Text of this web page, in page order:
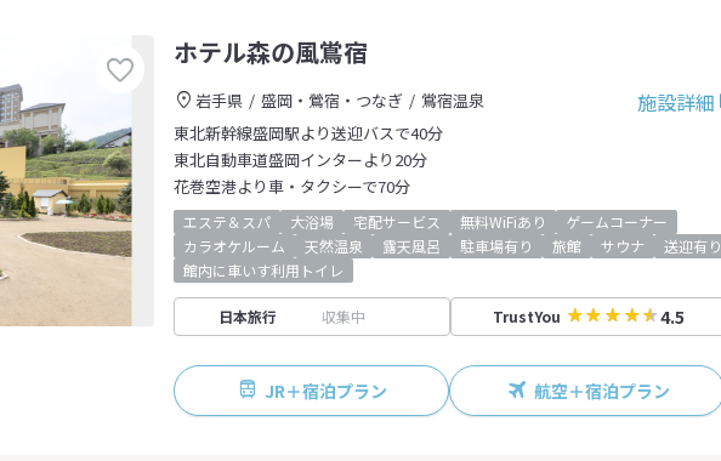
ホテル森の風鴬宿
施設詳細
岩手県 盛岡・鶯宿・つなぎ
鴬宿温泉
東北新幹線盛岡駅より送迎バスで40分
東北自動車道盛岡インターより20分
花巻空港より車・タクシーで70分
エステ＆スパ 大浴場 宅配サービス 無料WiFiあり
ゲームコーナー
カラオケルーム
天然温泉 露天風呂 駐車場有り 旅館 サウナ
送迎有り
館内に車いす利用トイレ
日本旅行 収集中 TrustYou 4.5
JR＋宿泊プラン 航空＋宿泊プラン